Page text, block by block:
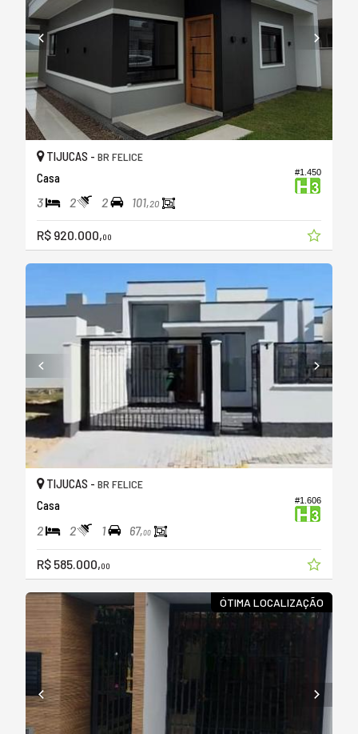
#1.450
TIJUCAS - BR FELICE
Casa
3 2 2 101,20
R$ 920.000,00
#1.606
TIJUCAS - BR FELICE
Casa
2 2 1 67,00
R$ 585.000,00
ÓTIMA LOCALIZAÇÃO